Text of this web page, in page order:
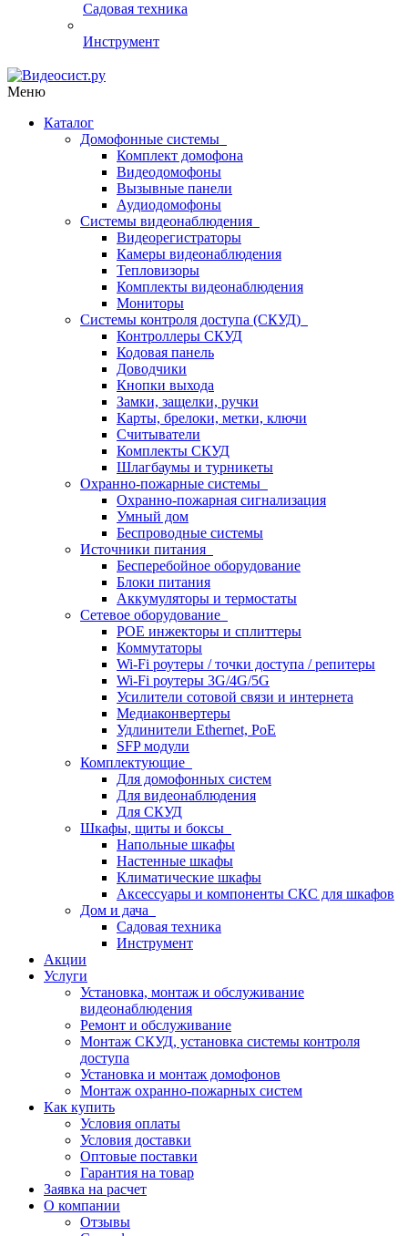
Садовая техника
Инструмент
Меню
Каталог
Домофонные системы
Комплект домофона
Видеодомофоны
Вызывные панели
Аудиодомофоны
Системы видеонаблюдения
Видеорегистраторы
Камеры видеонаблюдения
Тепловизоры
Комплекты видеонаблюдения
Мониторы
Системы контроля доступа (СКУД)
Контроллеры СКУД
Кодовая панель
Доводчики
Кнопки выхода
Замки, защелки, ручки
Карты, брелоки, метки, ключи
Считыватели
Комплекты СКУД
Шлагбаумы и турникеты
Охранно-пожарные системы
Охранно-пожарная сигнализация
Умный дом
Беспроводные системы
Источники питания
Бесперебойное оборудование
Блоки питания
Аккумуляторы и термостаты
Сетевое оборудование
POE инжекторы и сплиттеры
Коммутаторы
Wi-Fi роутеры / точки доступа / репитеры
Wi-Fi роутеры 3G/4G/5G
Усилители сотовой связи и интернета
Медиаконвертеры
Удлинители Ethernet, PoE
SFP модули
Комплектующие
Для домофонных систем
Для видеонаблюдения
Для СКУД
Шкафы, щиты и боксы
Напольные шкафы
Настенные шкафы
Климатические шкафы
Аксессуары и компоненты СКС для шкафов
Дом и дача
Садовая техника
Инструмент
Акции
Услуги
Установка, монтаж и обслуживание
видеонаблюдения
Ремонт и обслуживание
Монтаж СКУД, установка системы контроля
доступа
Установка и монтаж домофонов
Монтаж охранно-пожарных систем
Как купить
Условия оплаты
Условия доставки
Оптовые поставки
Гарантия на товар
Заявка на расчет
О компании
Отзывы